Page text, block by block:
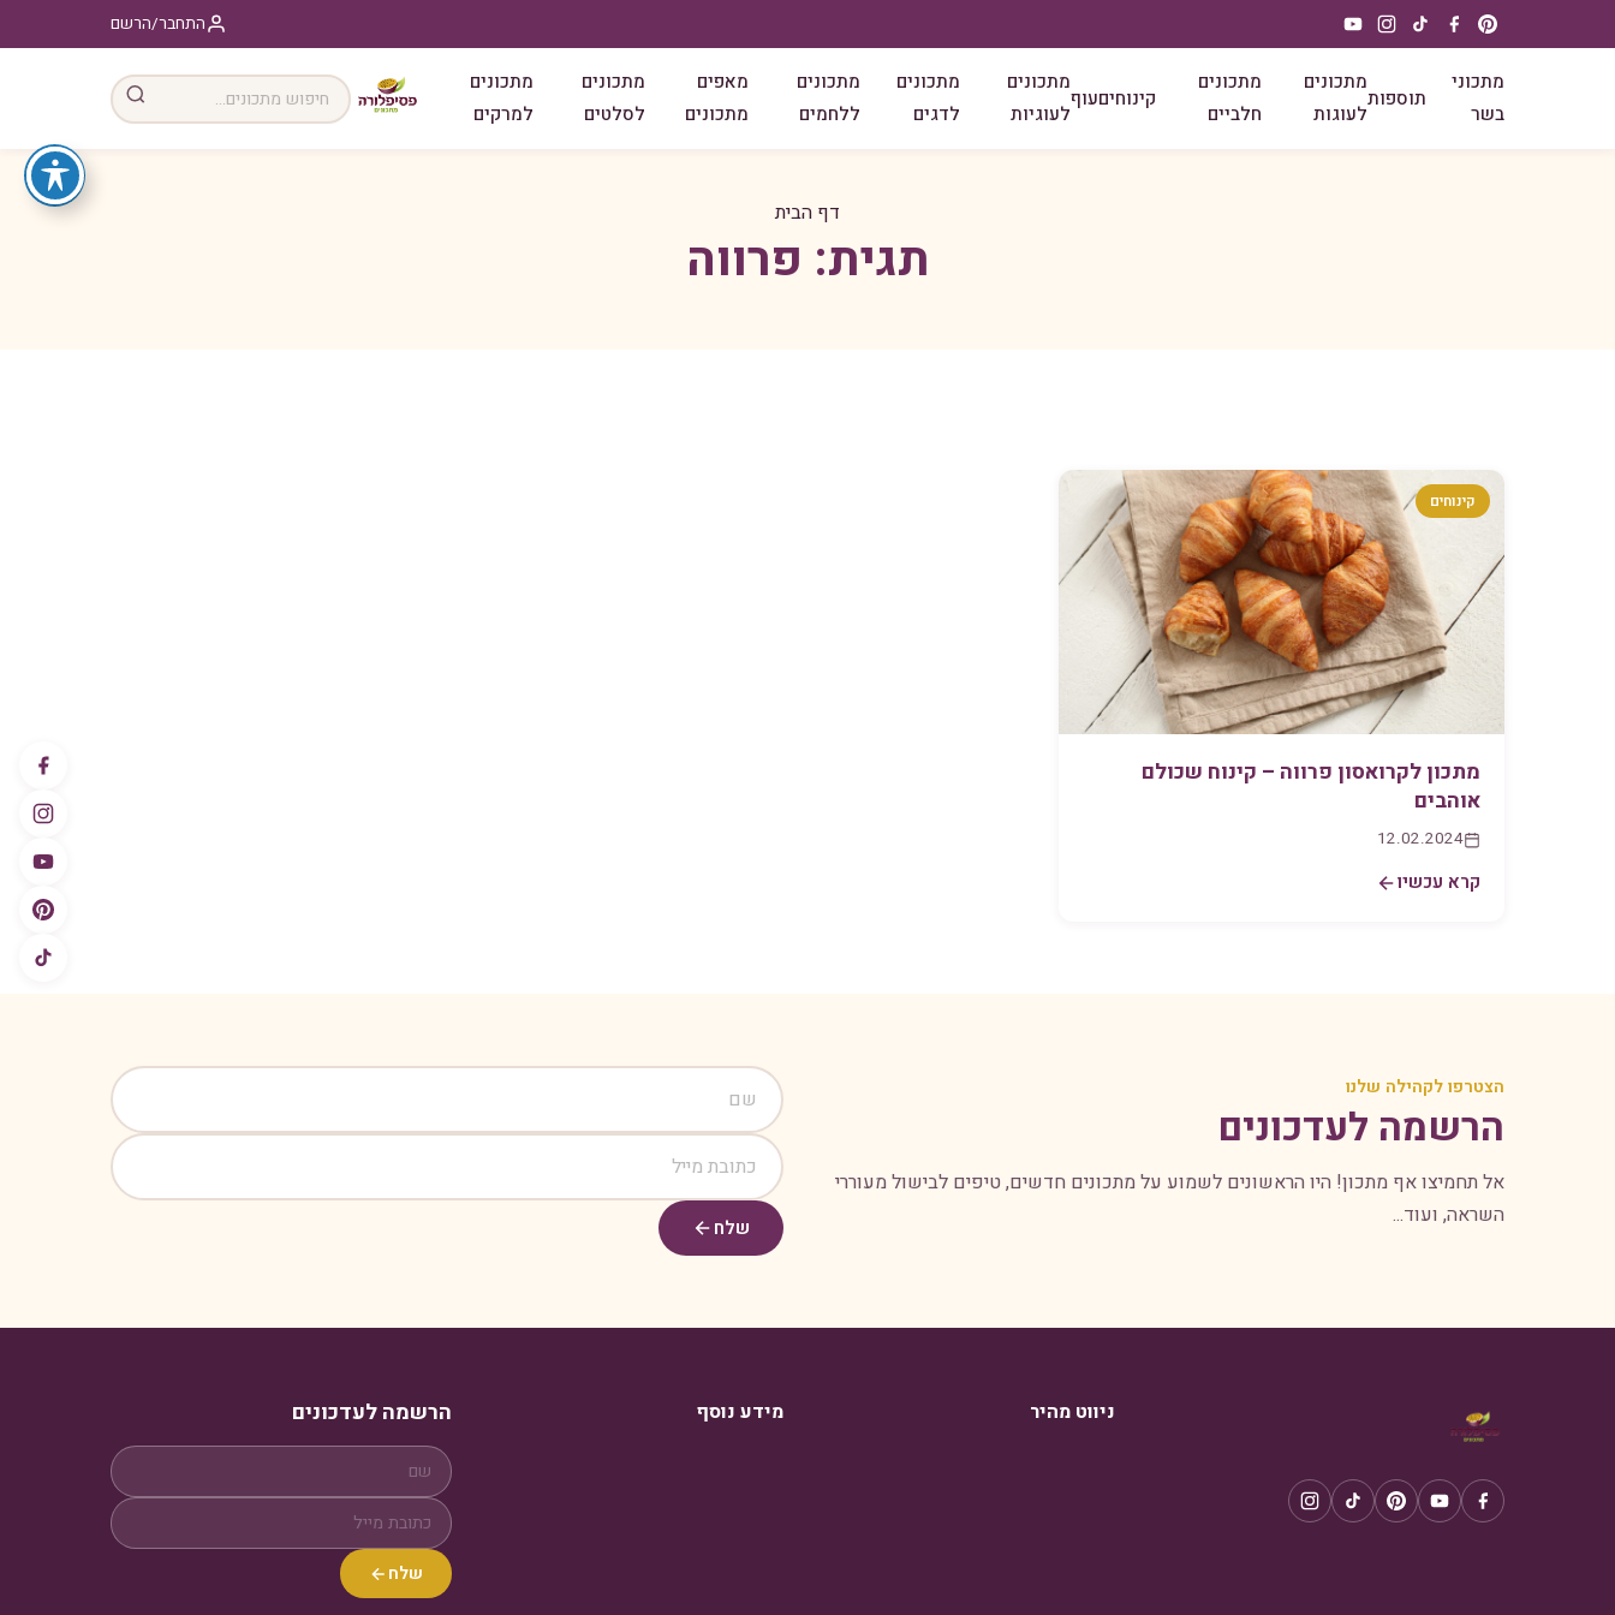
התחבר/הרשם
מתכוני
בשר
תוספות
מתכונים
לעוגות
מתכונים
חלביים
קינוחיםעוף
מתכונים
לעוגיות
מתכונים
לדגים
מתכונים
ללחמים
מאפים
מתכונים
מתכונים
לסלטים
מתכונים
למרקים
דף הבית
תגית: פרווה
קינוחים
מתכון לקרואסון פרווה – קינוח שכולם
אוהבים
12.02.2024
קרא עכשיו
הצטרפו לקהילה שלנו
הרשמה לעדכונים
אל תחמיצו אף מתכון! היו הראשונים לשמוע על מתכונים חדשים, טיפים לבישול מעוררי
השראה, ועוד...
שלח
ניווט מהיר מידע נוסף הרשמה לעדכונים
שלח